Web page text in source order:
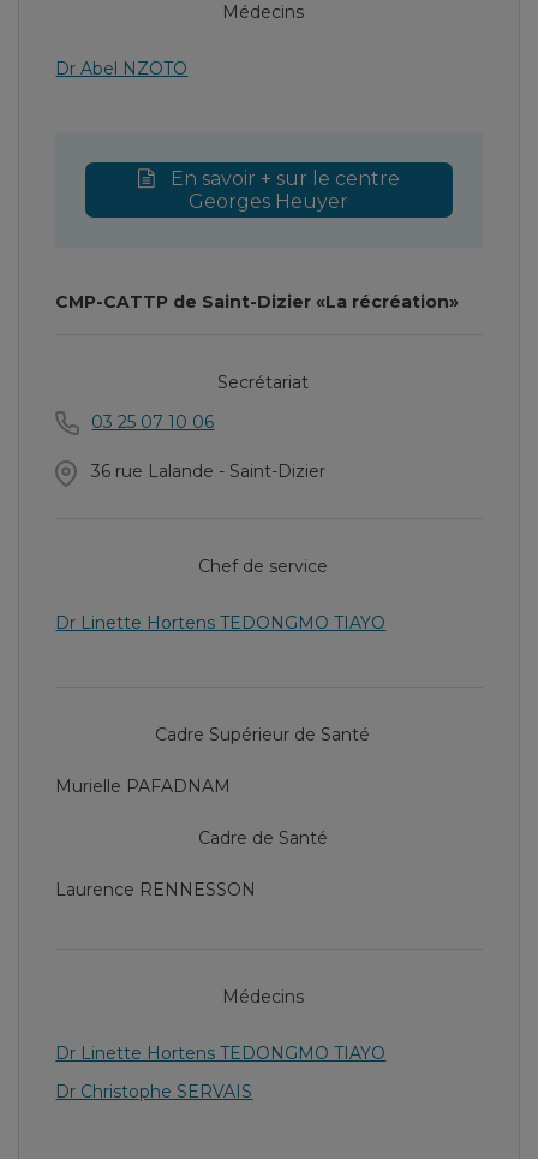
Médecins
Dr Abel NZOTO
En savoir + sur le centre
Georges Heuyer
CMP-CATTP de Saint-Dizier «La récréation»
Secrétariat
03 25 07 10 06
36 rue Lalande - Saint-Dizier
Chef de service
Dr Linette Hortens TEDONGMO TIAYO
Cadre Supérieur de Santé
Murielle PAFADNAM
Cadre de Santé
Laurence RENNESSON
Médecins
Dr Linette Hortens TEDONGMO TIAYO
Dr Christophe SERVAIS